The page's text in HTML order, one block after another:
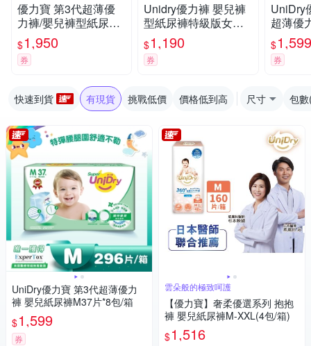
優力寶 第3代超薄優
力褲/嬰兒褲型紙尿褲/
箱購( 多尺寸可選)
$1,950
券
Unidry優力褲 嬰兒褲
型紙尿褲特級版女生
版XL(22片x8包/箱)(嬰
兒紙尿褲 褲型紙尿褲)
$1,190
券
UniDry
超薄優
褲M37
$1,599
券
快速到貨 有現貨 挑戰低價 價格低到高 尺寸 包
UniDry優力寶 第3代超薄優力
褲 嬰兒紙尿褲M37片*8包/箱
$1,599
券
雲朵般的極致呵護
【優力寶】奢柔優選系列 抱抱
褲 嬰兒紙尿褲M-XXL(4包/箱)
$1,516